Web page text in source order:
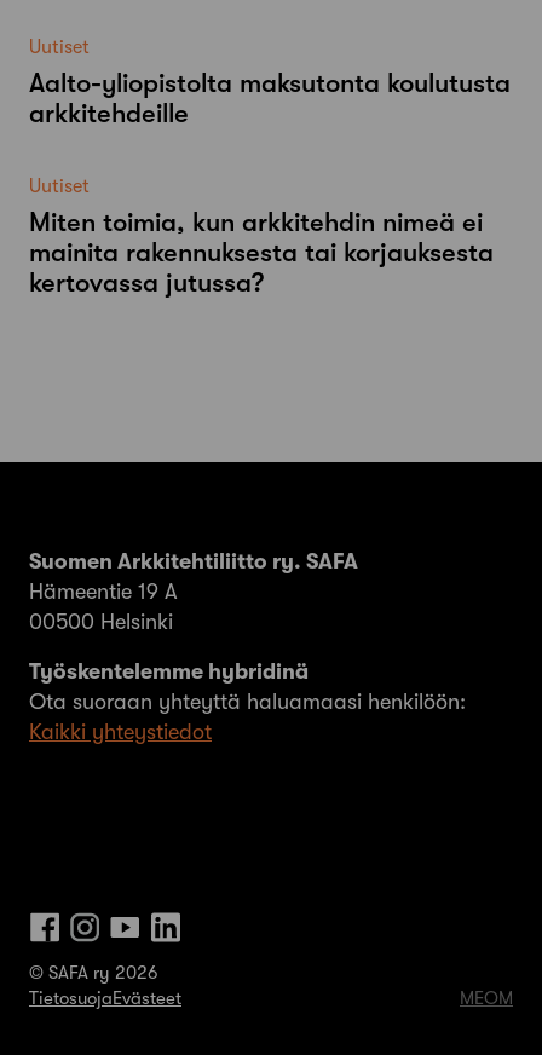
Uutiset
Aalto-​yliopistolta maksutonta koulutusta
arkkitehdeille
Uutiset
Miten toimia, kun arkkitehdin nimeä ei
mainita rakennuksesta tai korjauksesta
kertovassa jutussa?
Suomen Arkkitehtiliitto ry. SAFA
Hämeentie 19 A
00500 Helsinki
Työskentelemme hybridinä
Ota suoraan yhteyttä haluamaasi henkilöön:
Kaikki yhteystiedot
© SAFA ry 2026
TietosuojaEvästeet MEOM